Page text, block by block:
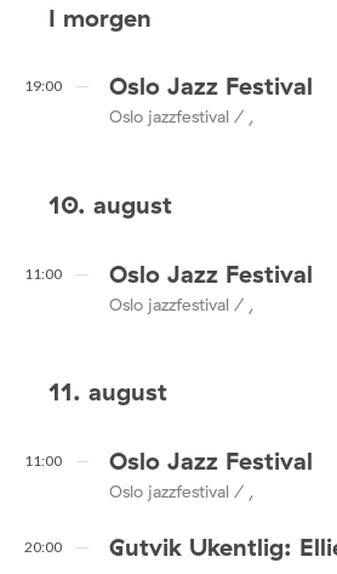
I morgen
19:00 Oslo Jazz Festival
Oslo jazzfestival / ,
10. august
11:00 Oslo Jazz Festival
Oslo jazzfestival / ,
11. august
11:00 Oslo Jazz Festival
Oslo jazzfestival / ,
20:00
Gutvik Ukentlig: